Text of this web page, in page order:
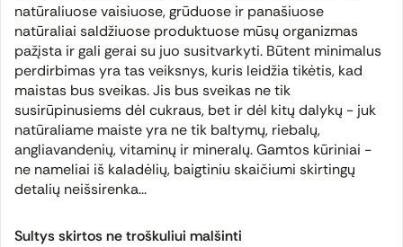
natūraliuose vaisiuose, grūduose ir panašiuose
natūraliai saldžiuose produktuose mūsų organizmas
pažįsta ir gali gerai su juo susitvarkyti. Būtent minimalus
perdirbimas yra tas veiksnys, kuris leidžia tikėtis, kad
maistas bus sveikas. Jis bus sveikas ne tik
susirūpinusiems dėl cukraus, bet ir dėl kitų dalykų - juk
natūraliame maiste yra ne tik baltymų, riebalų,
angliavandenių, vitaminų ir mineralų. Gamtos kūriniai -
ne nameliai iš kaladėlių, baigtiniu skaičiumi skirtingų
detalių neišsirenka...
Sultys skirtos ne troškuliui malšinti